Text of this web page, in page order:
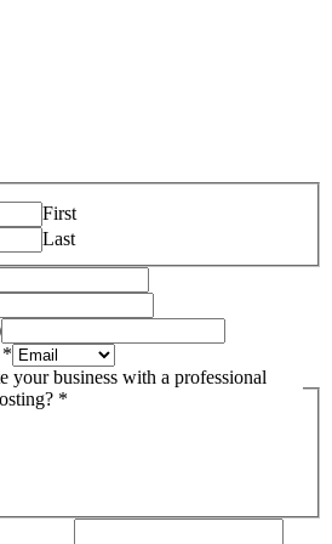
First
Last
*
your business with a professional
*